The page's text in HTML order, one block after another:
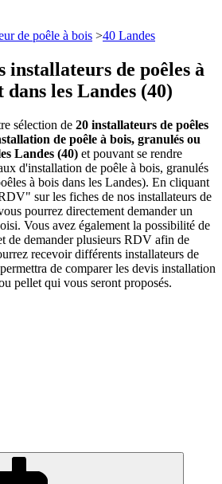
de poêle à bois >40 Landes
installateurs de poêles à
les Landes (40)
sélection de 20 installateurs de poêles
de poêle à bois, granulés ou
Landes (40) et pouvant se rendre
d'installation de poêle à bois, granulés
à bois dans les Landes). En cliquant
sur les fiches de nos installateurs de
pourrez directement demander un
Vous avez également la possibilité de
de demander plusieurs RDV afin de
recevoir différents installateurs de
de comparer les devis installation
pellet qui vous seront proposés.